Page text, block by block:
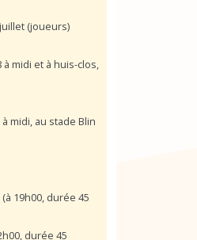
(joueurs)
à midi et à huis-clos,
midi, au stade Blin
(à 19h00, durée 45
durée 45